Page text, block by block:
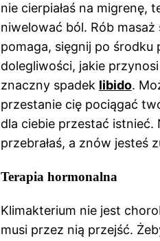
nie cierpiałaś na migrenę,
niwelować ból. Rób
pomaga, sięgnij po
dolegliwości, jakie
znaczny spadek libido.
przestanie cię pociągać
dla ciebie przestać
przebrałaś, a znów jesteś
Terapia hormonalna
Klimakterium nie jest
musi przez nią przejść.